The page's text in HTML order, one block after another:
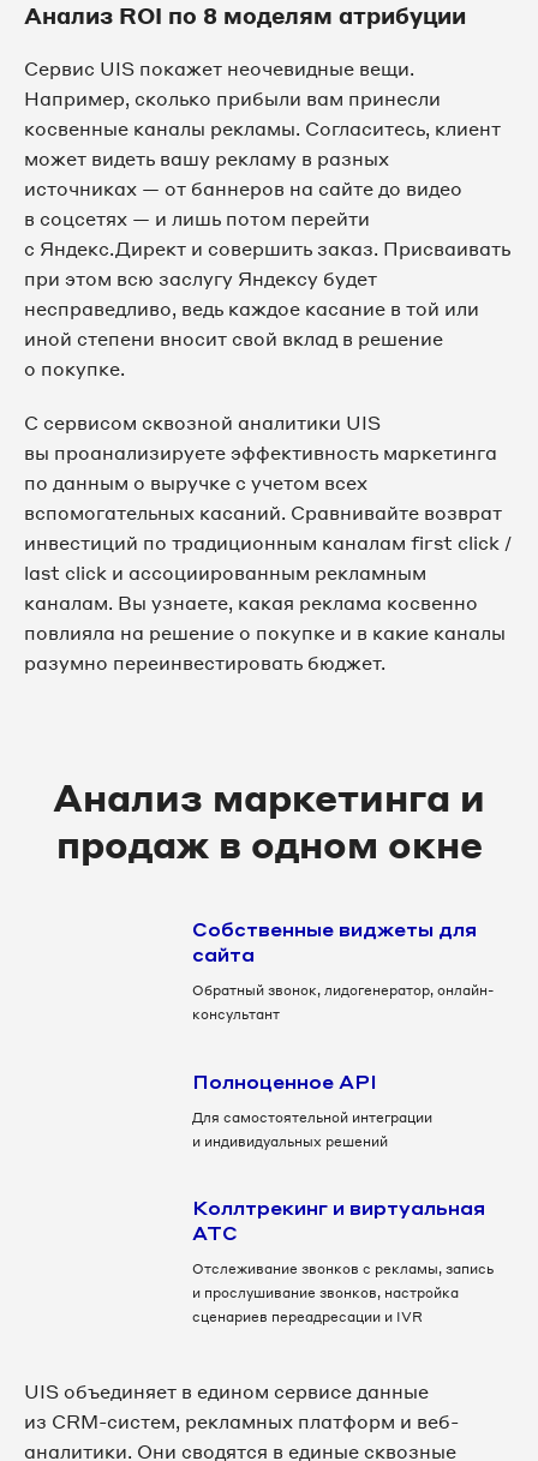
Анализ ROI по 8 моделям атрибуции
Сервис UIS покажет неочевидные вещи.
Например, сколько прибыли вам принесли
косвенные каналы рекламы. Согласитесь, клиент
может видеть вашу рекламу в разных
источниках — от баннеров на сайте до видео
в соцсетях — и лишь потом перейти
с Яндекс.Директ и совершить заказ. Присваивать
при этом всю заслугу Яндексу будет
несправедливо, ведь каждое касание в той или
иной степени вносит свой вклад в решение
о покупке.
С сервисом сквозной аналитики UIS
вы проанализируете эффективность маркетинга
по данным о выручке с учетом всех
вспомогательных касаний. Сравнивайте возврат
инвестиций по традиционным каналам first click /
last click и ассоциированным рекламным
каналам. Вы узнаете, какая реклама косвенно
повлияла на решение о покупке и в какие каналы
разумно переинвестировать бюджет.
Анализ маркетинга и
продаж в одном окне
Собственные виджеты для
сайта
Обратный звонок, лидогенератор, онлайн-
консультант
Полноценное API
Для самостоятельной интеграции
и индивидуальных решений
Коллтрекинг и виртуальная
АТС
Отслеживание звонков с рекламы, запись
и прослушивание звонков, настройка
сценариев переадресации и IVR
UIS объединяет в едином сервисе данные
из CRM-систем, рекламных платформ и веб-
аналитики. Они сводятся в единые сквозные